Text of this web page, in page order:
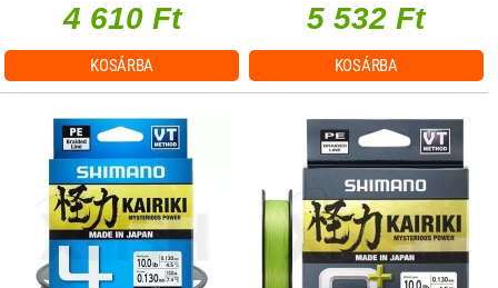
4 610 Ft
KOSÁRBA
5 532 Ft
KOSÁRBA